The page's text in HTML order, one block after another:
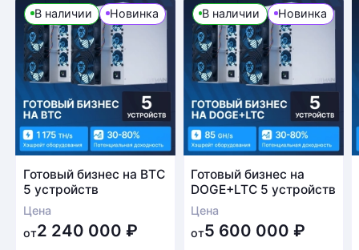
В наличии Новинка
Готовый бизнес на BTC
5 устройств
Цена
от2 240 000 ₽
В наличии Новинка
Готовый бизнес на
DOGE+LTC 5 устройств
Цена
от5 600 000₽